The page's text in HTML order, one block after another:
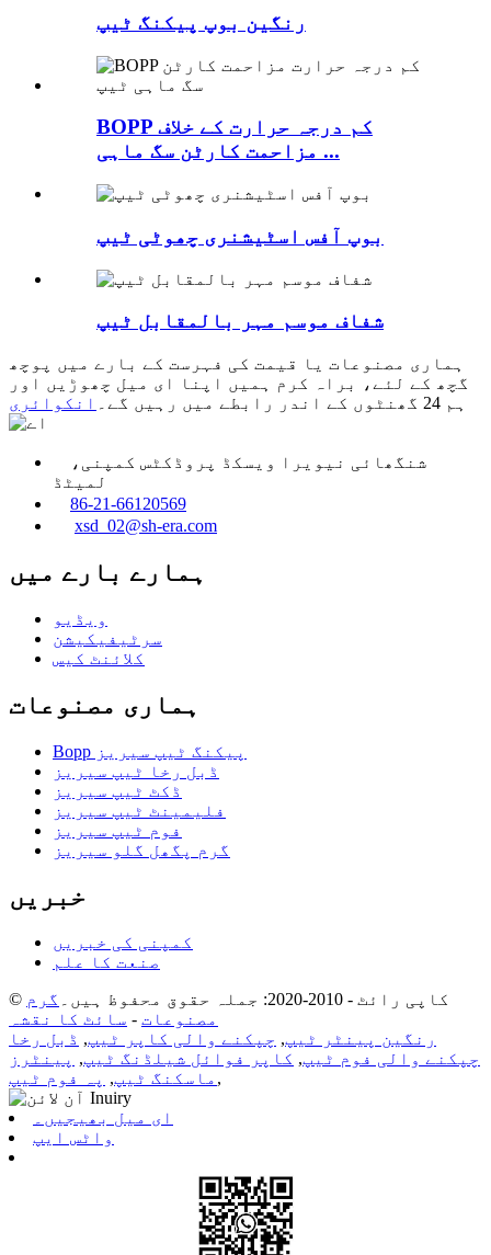
رنگین بوپ پیکنگ ٹیپ
BOPP کم درجہ حرارت کے خلاف
مزاحمت کارٹن سگ ماہی ...
بوپ آفس اسٹیشنری چھوٹی ٹیپ
شفاف موسم مہر بالمقابل ٹیپ
ہماری مصنوعات یا قیمت کی فہرست کے بارے میں پوچھ
گچھ کے لئے، براہ کرم ہمیں اپنا ای میل چھوڑیں اور
ہم 24 گھنٹوں کے اندر رابطے میں رہیں گے۔
انکوائری
شنگھائی نیویرا ویسکڈ پروڈکٹس کمپنی،
لمیٹڈ
86-21-66120569
xsd_02@sh-era.com
ہمارے بارے میں
ویڈیو
سرٹیفیکیشن
کلائنٹ کیس
ہماری مصنوعات
Bopp پیکنگ ٹیپ سیریز
ڈبل رخا ٹیپ سیریز
ڈکٹ ٹیپ سیریز
فلیمینٹ ٹیپ سیریز
فوم ٹیپ سیریز
گرم پگھل گلو سیریز
خبریں
کمپنی کی خبریں
صنعت کا علم
© کاپی رائٹ - 2010-2020: جملہ حقوق محفوظ ہیں۔
گرم
مصنوعات - سائٹ کا نقشہ
رنگین پینٹر ٹیپ, چپکنے والی کاپر ٹیپ, ڈبل رخا
چپکنے والی فوم ٹیپ, کاپر فوائل شیلڈنگ ٹیپ, پینٹرز
ماسکنگ ٹیپ, پہ فوم ٹیپ ,
ای میل بھیجیں۔
واٹس ایپ